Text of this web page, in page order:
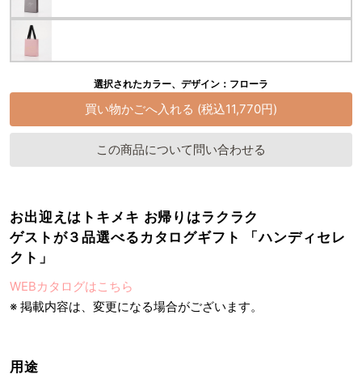
選択されたカラー、デザイン：フローラ
この商品について問い合わせる
お出迎えはトキメキ お帰りはラクラク
ゲストが３品選べるカタログギフト 「ハンディセレ
クト」
WEBカタログはこちら
※ 掲載内容は、変更になる場合がございます。
用途